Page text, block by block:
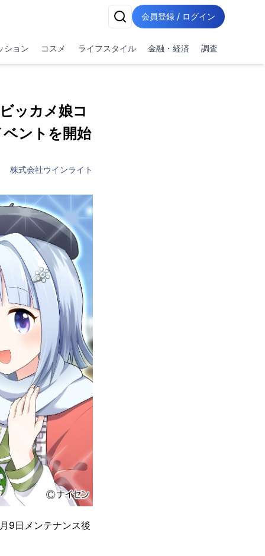
会員登録 / ログイン
ション コスメ ライフスタイル 金融・経済 調査
ッカメ娘コ
ントを開始
株式会社ウインライト
9日メンテナンス後